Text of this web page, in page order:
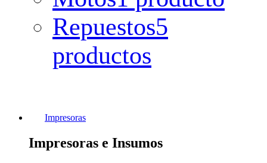
Repuestos5
productos
Impresoras
Impresoras e Insumos